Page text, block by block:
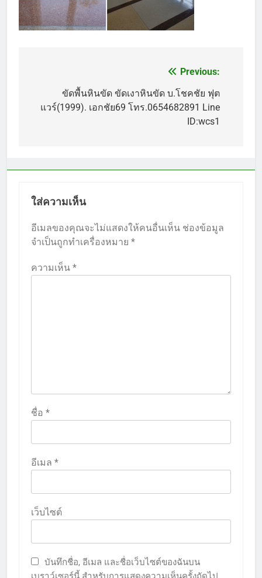
Previous:
ขัดพื้นหินขัด ขัดเงาหินขัด บ.โชคชัย ฟุต
แวร์(1999). เอกชัย69 โทร.0654682891 Line
ID:wcs1
ใส่ความเห็น
อีเมลของคุณจะไม่แสดงให้คนอื่นเห็น ช่องข้อมูล
จำเป็นถูกทำเครื่องหมาย *
ความเห็น *
ชื่อ *
อีเมล *
เว็บไซต์
บันทึกชื่อ, อีเมล และชื่อเว็บไซต์ของฉันบน